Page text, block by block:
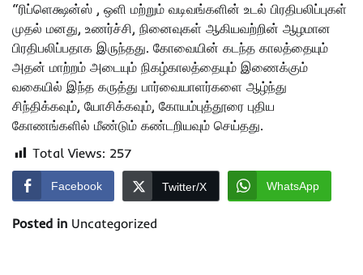
“ரிப்ளெக்ஷன்ஸ் , ஒளி மற்றும் வடிவங்களின் உடல் பிரதிபலிப்புகள்
முதல் மனது, உணர்ச்சி, நினைவுகள் ஆகியவற்றின் ஆழமான
பிரதிபலிப்பதாக இருந்தது. கோவையின் கடந்த காலத்தையும்
அதன் மாற்றம் அடையும் நிகழ்காலத்தையும் இணைக்கும்
வகையில் இந்த கருத்து பார்வையாளர்களை ஆழ்ந்து
சிந்திக்கவும், யோசிக்கவும், கோயம்புத்தூரை புதிய
கோணங்களில் மீண்டும் கண்டறியவும் செய்தது.
Total Views: 257
Facebook Twitter/X WhatsApp
Posted in Uncategorized